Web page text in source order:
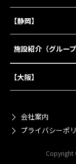
【静岡】
施設紹介（グループ
【大阪】
会社案内
プライバシーポ
Copyright